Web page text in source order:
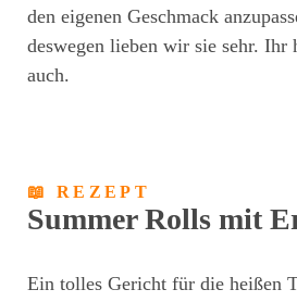
den eigenen Geschmack
deswegen lieben wir sie sehr.
auch.
📖 REZEPT
Summer Rolls mit
Ein tolles Gericht für die heißen